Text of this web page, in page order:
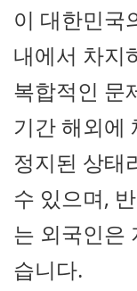
이 대한민국
내에서 차지
복합적인 문
기간 해외에
정지된 상태
수 있으며,
는 외국인은
습니다.